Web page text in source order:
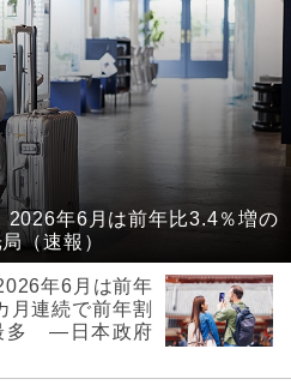
2026年6月は前年比3.4％増の
（速報）
年6月は前年
月連続で前年割
多 ―日本政府